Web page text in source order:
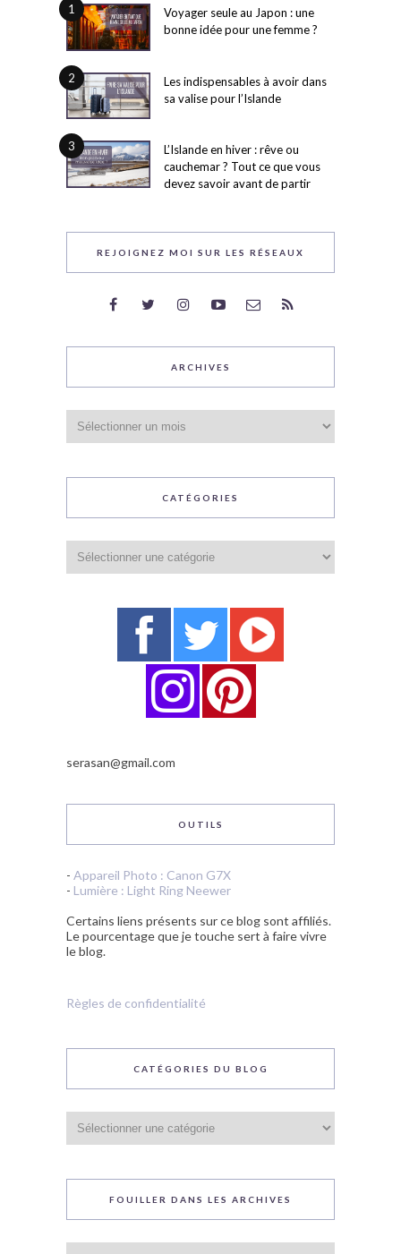
1
Voyager seule au Japon : une
bonne idée pour une femme ?
2
Les indispensables à avoir dans
sa valise pour l’Islande
3
L’Islande en hiver : rêve ou
cauchemar ? Tout ce que vous
devez savoir avant de partir
REJOIGNEZ MOI SUR LES RÉSEAUX
ARCHIVES
CATÉGORIES
serasan@gmail.com
OUTILS
- Appareil Photo : Canon G7X
- Lumière : Light Ring Neewer
Certains liens présents sur ce blog sont affiliés.
Le pourcentage que je touche sert à faire vivre
le blog.
Règles de confidentialité
CATÉGORIES DU BLOG
du
blog
FOUILLER DANS LES ARCHIVES